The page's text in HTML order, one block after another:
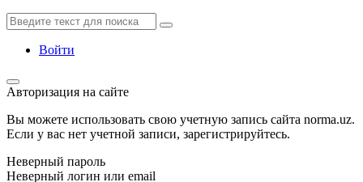
Войти
Авторизация на сайте
Вы можете использовать свою учетную запись сайта norma.uz.
Если у вас нет учетной записи, зарегистрируйтесь.
Неверный пароль
Неверный логин или email